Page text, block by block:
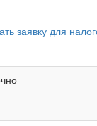
заявку для